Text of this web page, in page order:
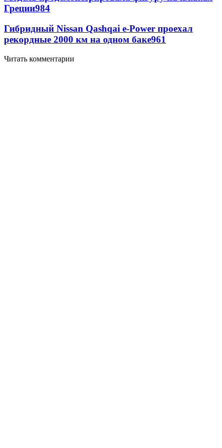
Греции984
Гибридный Nissan Qashqai e-Power проехал
рекордные 2000 км на одном баке961
Читать комментарии